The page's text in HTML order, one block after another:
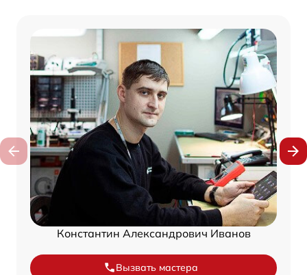
Константин Александрович Иванов
Вызвать мастера